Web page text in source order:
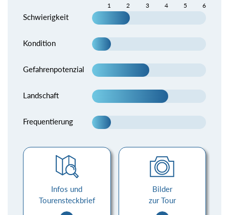
1 2 3 4 5 6
Schwierigkeit
Kondition
Gefahrenpotenzial
Landschaft
Frequentierung
Infos und
Tourensteckbrief
Bilder
zur Tour